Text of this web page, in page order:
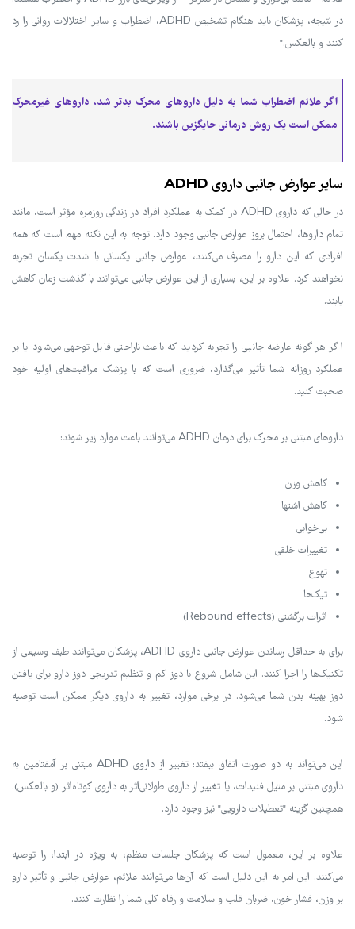
در نتیجه، پزشکان باید هنگام تشخیص ADHD، اضطراب و سایر اختلالات روانی را رد
کنند و بالعکس."
اگر علائم اضطراب شما به دلیل داروهای محرک بدتر شد، داروهای غیرمحرک
ممکن است یک روش درمانی جایگزین باشند.
سایر عوارض جانبی داروی ADHD
در حالی که داروی ADHD در کمک به عملکرد افراد در زندگی روزمره مؤثر است، مانند
تمام داروها، احتمال بروز عوارض جانبی وجود دارد. توجه به این نکته مهم است که همه
افرادی که این دارو را مصرف می‌کنند، عوارض جانبی یکسانی با شدت یکسان تجربه
نخواهند کرد. علاوه بر این، بسیاری از این عوارض جانبی می‌توانند با گذشت زمان کاهش
یابند.
اگر هر گونه عارضه جانبی را تجربه کردید که باعث ناراحتی قابل توجهی می‌شود یا بر
عملکرد روزانه شما تأثیر می‌گذارد، ضروری است که با پزشک مراقبت‌های اولیه خود
صحبت کنید.
داروهای مبتنی بر محرک برای درمان ADHD می‌توانند باعث موارد زیر شوند:
کاهش وزن
کاهش اشتها
بی‌خوابی
تغییرات خلقی
تهوع
تیک‌ها
اثرات برگشتی (Rebound effects)
برای به حداقل رساندن عوارض جانبی داروی ADHD، پزشکان می‌توانند طیف وسیعی از
تکنیک‌ها را اجرا کنند. این شامل شروع با دوز کم و تنظیم تدریجی دوز دارو برای یافتن
دوز بهینه بدن شما می‌شود. در برخی موارد، تغییر به داروی دیگر ممکن است توصیه
شود.
این می‌تواند به دو صورت اتفاق بیفتد: تغییر از داروی ADHD مبتنی بر آمفتامین به
داروی مبتنی بر متیل فنیدات، یا تغییر از داروی طولانی‌اثر به داروی کوتاه‌اثر (و بالعکس).
همچنین گزینه "تعطیلات دارویی" نیز وجود دارد.
علاوه بر این، معمول است که پزشکان جلسات منظم، به ویژه در ابتدا، را توصیه
می‌کنند. این امر به این دلیل است که آن‌ها می‌توانند علائم، عوارض جانبی و تأثیر دارو
بر وزن، فشار خون، ضربان قلب و سلامت و رفاه کلی شما را نظارت کنند.